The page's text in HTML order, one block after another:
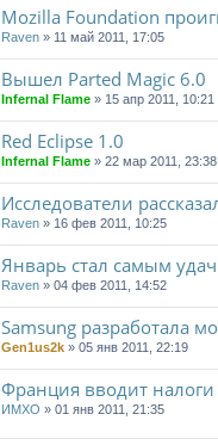
Mozilla Foundation
Raven » 11 май 2011, 17:05
Вышел Parted Magic 6.0
Infernal Flame » 15 апр 2011, 10:21
Red Eclipse 1.0
Infernal Flame » 22 мар 2011, 23:38
Исследователи
Raven » 16 фев 2011, 10:25
Январь стал самым
Raven » 04 фев 2011, 14:52
Samsung разработала
Gen1us2k » 05 янв 2011, 22:19
Франция вводит
ИМХО » 01 янв 2011, 21:35